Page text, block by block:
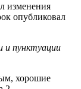
изменения
опубликовал
и пунктуации